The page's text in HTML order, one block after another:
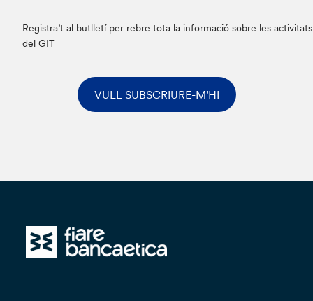
Registra’t al butlletí per rebre tota la informació sobre les activitats
del GIT
VULL SUBSCRIURE-M'HI